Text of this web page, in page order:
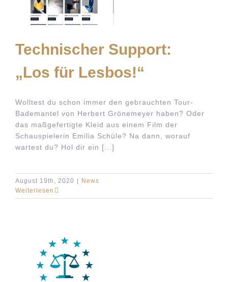
Technischer Support:
„Los für Lesbos!“
Wolltest du schon immer den gebrauchten Tour-
Bademantel von Herbert Grönemeyer haben? Oder
das maßgefertigte Kleid aus einem Film der
Schauspielerin Emilia Schüle? Na dann, worauf
wartest du? Hol dir ein [...]
August 19th, 2020 | News
Weiterlesen